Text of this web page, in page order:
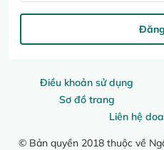
Điều khoản sử dụng
Sơ đồ trang
Liên hệ
© Bản quyền 2018 thuộc về